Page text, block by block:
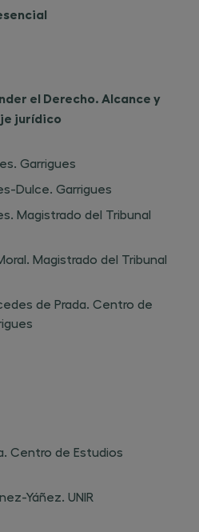
el Derecho. Alcance y
jurídico
Garrigues
Dulce. Garrigues
Magistrado del Tribunal
Magistrado del Tribunal
de Prada. Centro de
Centro de Estudios
Yáñez. UNIR